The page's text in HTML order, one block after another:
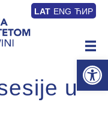
LAT ENG ЋИР
u